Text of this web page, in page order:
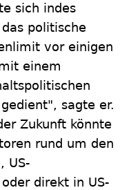
sich indes
politische
vor einigen
einem
sagte er.
Zukunft könnte
rund um den
US-
direkt in US-